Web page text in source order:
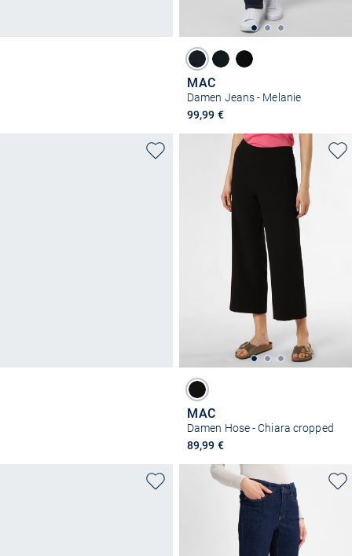
MAC
Damen Jeans - Melanie
99,99 €
MAC
Damen Hose - Chiara cropped
89,99 €